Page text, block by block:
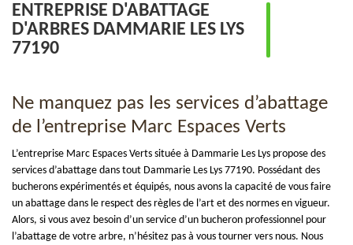
ENTREPRISE D'ABATTAGE
D'ARBRES DAMMARIE LES LYS
77190
Ne manquez pas les services d’abattage
de l’entreprise Marc Espaces Verts
L’entreprise Marc Espaces Verts située à Dammarie Les Lys propose des
services d’abattage dans tout Dammarie Les Lys 77190. Possédant des
bucherons expérimentés et équipés, nous avons la capacité de vous faire
un abattage dans le respect des règles de l’art et des normes en vigueur.
Alors, si vous avez besoin d’un service d’un bucheron professionnel pour
l’abattage de votre arbre, n’hésitez pas à vous tourner vers nous. Nous